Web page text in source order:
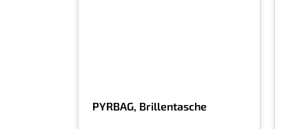
PYRBAG, Brillentasche